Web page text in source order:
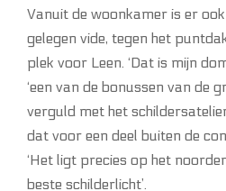
Vanuit de woonkamer is er
gelegen vide, tegen het
plek voor Leen. ‘Dat is mijn
‘een van de bonussen van de
verguld met het
dat voor een deel buiten de
‘Het ligt precies op het
beste schilderlicht’.